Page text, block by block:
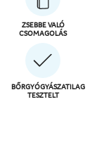
ZSEBBE VALÓ
CSOMAGOLÁS
BŐRGYÓGYÁSZATILAG
TESZTELT